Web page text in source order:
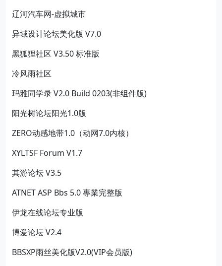
辽河汽车网-虚拟城市
异域设计论坛美化版 V7.0
黑狐狸社区 V3.50 标准版
冷风雨社区
玛雅同学录 V2.0 Build 0203(非组件版)
阳光树论坛阳光1.0版
ZERO动感地带1.0（动网7.0内核）
XYLTSF Forum V1.7
其游论坛 V3.5
ATNET ASP Bbs 5.0 專業完整版
伊龙在线论坛专业版
博爱论坛 V2.4
BBSXP雨丝美化版V2.0(VIP会员版)